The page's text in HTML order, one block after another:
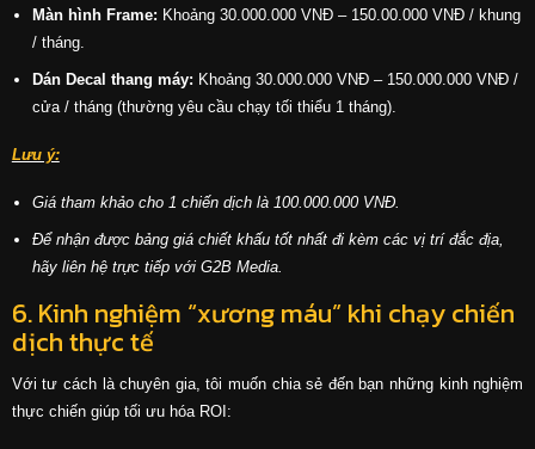
Màn hình Frame: Khoảng 30.000.000 VNĐ – 150.00.000 VNĐ / khung
/ tháng.
Dán Decal thang máy: Khoảng 30.000.000 VNĐ – 150.000.000 VNĐ /
cửa / tháng (thường yêu cầu chạy tối thiểu 1 tháng).
Lưu ý:
Giá tham khảo cho 1 chiến dịch là 100.000.000 VNĐ.
Để nhận được bảng giá chiết khấu tốt nhất đi kèm các vị trí đắc địa,
hãy liên hệ trực tiếp với G2B Media.
6. Kinh nghiệm “xương máu” khi chạy chiến
dịch thực tế
Với tư cách là chuyên gia, tôi muốn chia sẻ đến bạn những kinh nghiệm
thực chiến giúp tối ưu hóa ROI: